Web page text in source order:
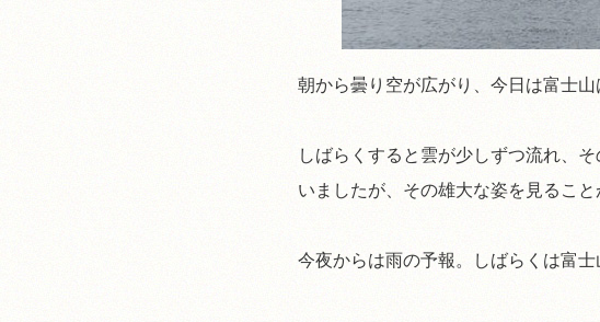
朝から曇り空が広がり、今日は富士
しばらくすると雲が少しずつ流れ、
いましたが、その雄大な姿を見ること
今夜からは雨の予報。しばらくは富